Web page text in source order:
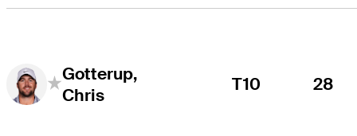
Gotterup,
Chris
T10 28